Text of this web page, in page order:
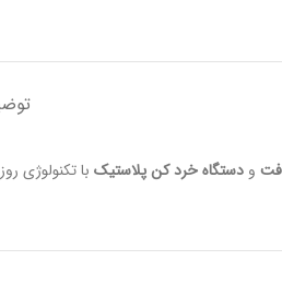
و دستگاه خرد کن پلاستیک با تکنولوژی